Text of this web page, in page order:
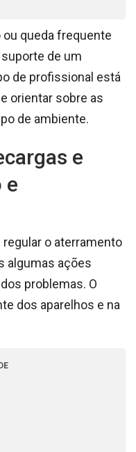
queda frequente
de um
de profissional está
orientar sobre as
de ambiente.
e
e
o aterramento
algumas ações
problemas. O
dos aparelhos e na